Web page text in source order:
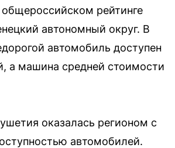
рейтинге
автономный округ. В
автомобиль доступен
а машина средней стоимости
оказалась регионом с
автомобилей.